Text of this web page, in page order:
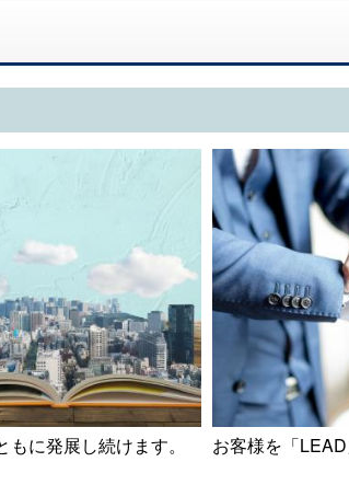
もに発展し続けます。 お客様を「LEAD